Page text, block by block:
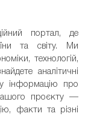
портал, де
та світу. Ми
технологій,
аналітичні
інформацію про
проєкту —
факти та різні